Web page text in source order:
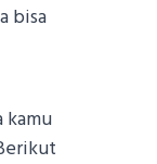
bisa
kamu